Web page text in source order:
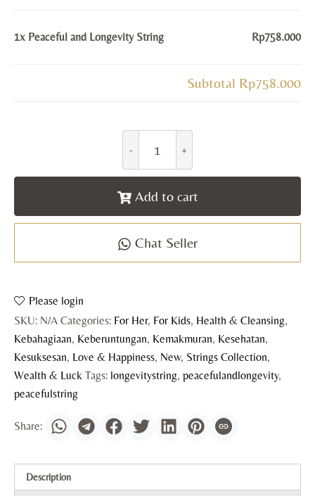
1x Peaceful and Longevity String Rp758.000
Subtotal Rp758.000
Add to cart
Chat Seller
Please login
SKU: N/A Categories: For Her, For Kids, Health & Cleansing,
Kebahagiaan, Keberuntungan, Kemakmuran, Kesehatan,
Kesuksesan, Love & Happiness, New, Strings Collection,
Wealth & Luck Tags: longevitystring, peacefulandlongevity,
peacefulstring
Description